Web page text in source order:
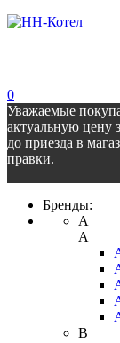
0
Уважаемые
актуальную цену
до приезда в
правки.
Бренды:
A
A
B